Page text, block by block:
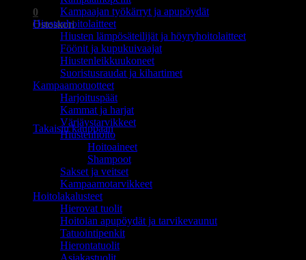
0
Ostoskori
Ostoskori on tyhjä.
Takaisin kauppaan
Kampaajan työkärryt ja apupöydät
Hiustenhoitolaitteet
Hiusten lämpösäteilijät ja höyryhoitolaitteet
Föönit ja kupukuivaajat
Hiustenleikkuukoneet
Suoristusraudat ja kihartimet
Kampaamotuotteet
Harjoituspäät
Kammat ja harjat
Värjäystarvikkeet
Hiustenhoito
Hoitoaineet
Shampoot
Sakset ja veitset
Kampaamotarvikkeet
Hoitolakalusteet
Hierovat tuolit
Hoitolan apupöydät ja tarvikevaunut
Tatuointipenkit
Hierontatuolit
Asiakastuolit